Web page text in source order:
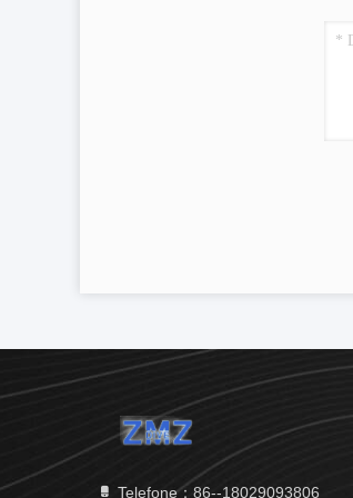
Telefone：86--18029093806